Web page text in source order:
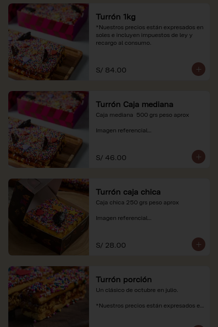
Turrón 1kg
*Nuestros precios están expresados en
soles e incluyen impuestos de ley y
recargo al consumo.
S/ 84.00
Turrón Caja mediana
Caja mediana  500 grs peso aprox
Imagen referencial
soles e incluyen impuestos de ley y
recargo al consumo.
S/ 46.00
Turrón caja chica
Caja chica 250 grs peso aprox
Imagen referencial
soles e incluyen impuestos de ley y
recargo al consumo.
S/ 28.00
Turrón porción
Un clásico de octubre en julio.
*Nuestros precios están expresados en